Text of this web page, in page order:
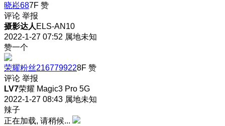
晓崧687F 赞
评论 举报
摄影达人 ELS-AN10
2022-1-27 07:52 属地未知
赞一个
荣耀粉丝2167799228F 赞
评论 举报
LV7荣耀 Magic3 Pro 5G
2022-1-27 08:43 属地未知
辣子
正在加载, 请稍候...